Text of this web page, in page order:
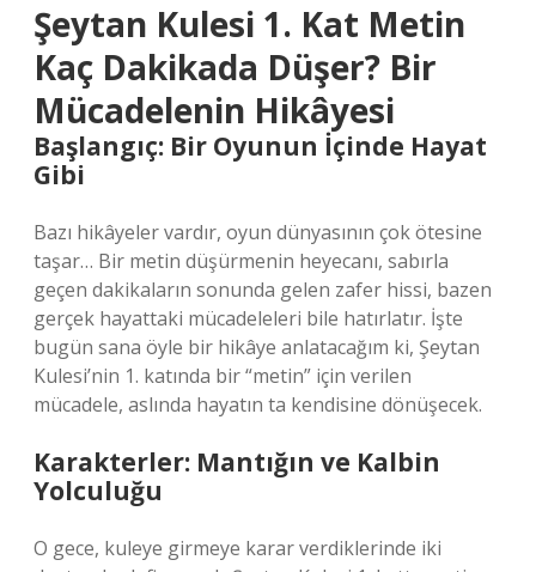
Şeytan Kulesi 1. Kat Metin
Kaç Dakikada Düşer? Bir
Mücadelenin Hikâyesi
Başlangıç: Bir Oyunun İçinde Hayat
Gibi
Bazı hikâyeler vardır, oyun dünyasının çok ötesine
taşar… Bir metin düşürmenin heyecanı, sabırla
geçen dakikaların sonunda gelen zafer hissi, bazen
gerçek hayattaki mücadeleleri bile hatırlatır. İşte
bugün sana öyle bir hikâye anlatacağım ki, Şeytan
Kulesi’nin 1. katında bir “metin” için verilen
mücadele, aslında hayatın ta kendisine dönüşecek.
Karakterler: Mantığın ve Kalbin
Yolculuğu
O gece, kuleye girmeye karar verdiklerinde iki